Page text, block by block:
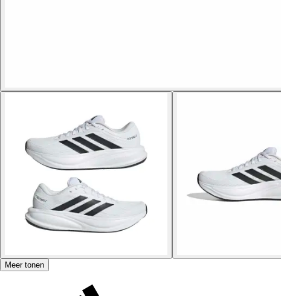
Meer tonen